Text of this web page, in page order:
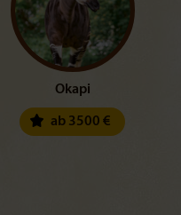
Okapi
ab 3500 €